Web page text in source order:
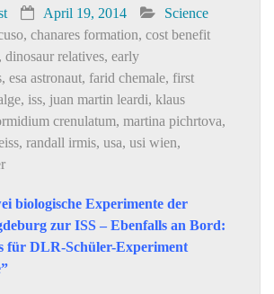
April 19, 2014
Science
, chanares formation, cost benefit
, dinosaur relatives, early
, esa astronaut, farid chemale, first
, iss, juan martin leardi, klaus
crenulatum, martina pichrtova,
, randall irmis, usa, usi wien,
biologische Experimente der
zur ISS – Ebenfalls an Bord:
für DLR-Schüler-Experiment